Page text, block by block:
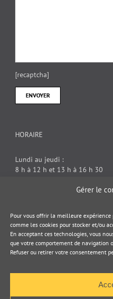
Gérer le
Pour vous offrir la meilleure
comme les cookies pour stocker et/ou
En acceptant ces technologies, vous
que votre comportement de navigation
Refuser ou retirer votre consentement
[recaptcha]
HORAIRE
Lundi au jeudi :
8 h à 12 h et 13 h à 16 h 30
DOCUMENT JURIDIQUE
Politique de cookies